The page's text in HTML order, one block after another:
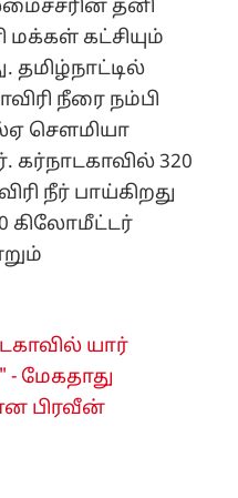
தனி
மக்கள் கட்சியும்
தமிழ்நாட்டில்
நீரை நம்பி
சௌமியா
கர்நாடகாவில் 320
நீர் பாய்கிறது
கிலோமீட்டர்
யார்
பிரவீன்